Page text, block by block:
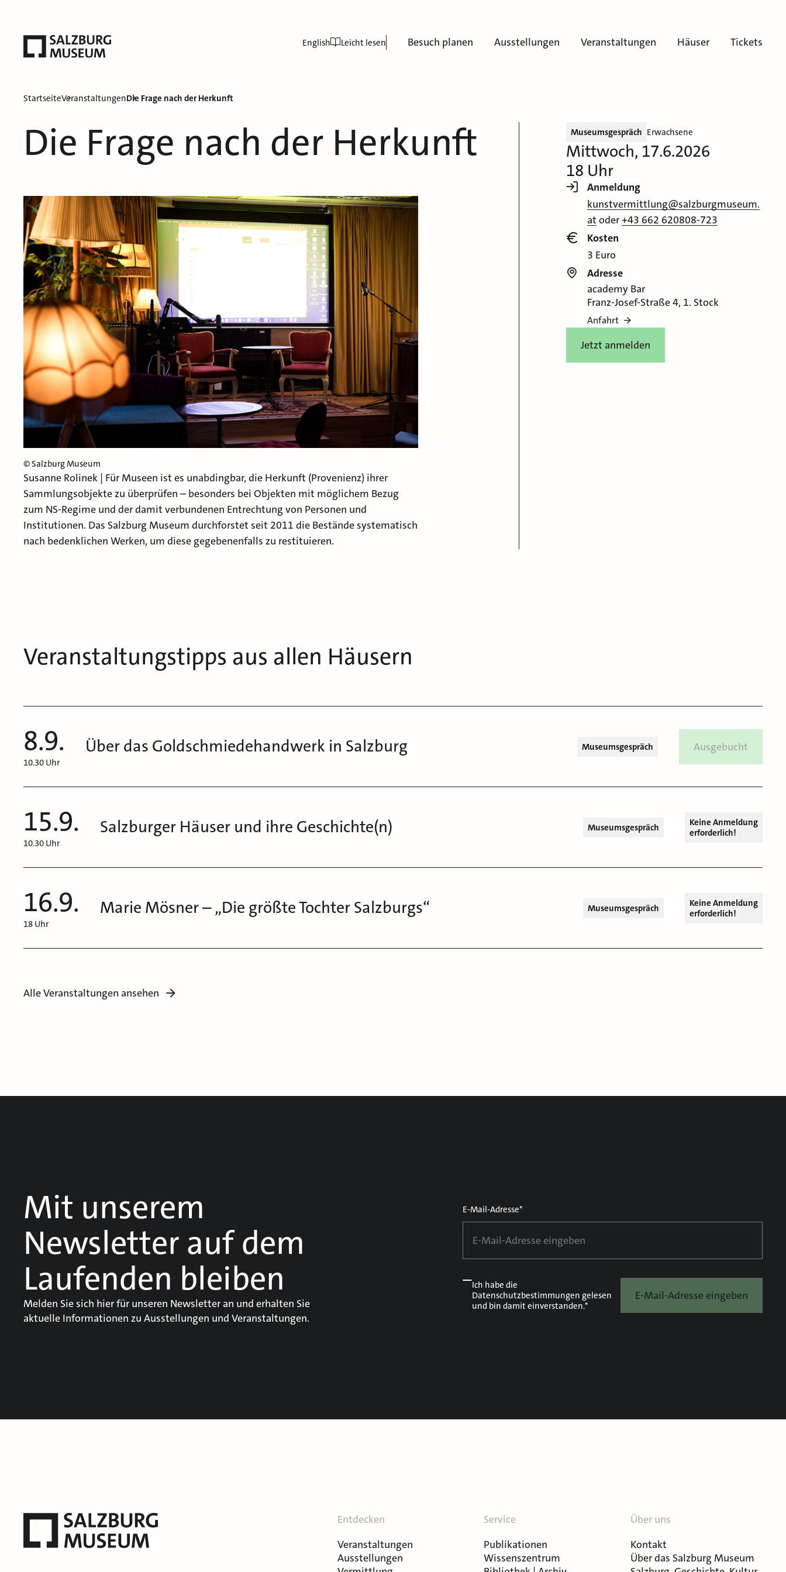
Besuch planen Ausstellungen Veranstaltungen Häuser Tickets
English Leicht lesen
StartseiteVeranstaltungenDie Frage nach der Herkunft
Die Frage nach der Herkunft
© Salzburg Museum
Susanne Rolinek | Für Museen ist es unabdingbar, die Herkunft (Provenienz) ihrer
Sammlungsobjekte zu überprüfen – besonders bei Objekten mit möglichem Bezug
zum NS-Regime und der damit verbundenen Entrechtung von Personen und
Institutionen. Das Salzburg Museum durchforstet seit 2011 die Bestände systematisch
nach bedenklichen Werken, um diese gegebenenfalls zu restituieren.
Museumsgespräch Erwachsene
Mittwoch, 17.6.2026
18 Uhr
Anmeldung
kunstvermittlung@salzburgmuseum.
at oder+43 662 620808-723
Kosten
3 Euro
Adresse
academy Bar
Franz-Josef-Straße 4, 1. Stock
Anfahrt
Jetzt anmelden
Veranstaltungstipps aus allen Häusern
8.9.
10.30 Uhr
Über das Goldschmiedehandwerk in Salzburg Museumsgespräch Ausgebucht
15.9.
10.30 Uhr
Salzburger Häuser und ihre Geschichte(n) Museumsgespräch
Keine Anmeldung
erforderlich!
16.9.
18 Uhr
Marie Mösner – „Die größte Tochter Salzburgs“ Museumsgespräch
Keine Anmeldung
erforderlich!
Alle Veranstaltungen ansehen
Mit unserem
Newsletter auf dem
Laufenden bleiben
Melden Sie sich hier für unseren Newsletter an und erhalten Sie
aktuelle Informationen zu Ausstellungen und Veranstaltungen.
E-Mail-Adresse*
Ich habe die
Datenschutzbestimmungen gelesen
und bin damit einverstanden.*
E-Mail-Adresse eingeben
Entdecken
Veranstaltungen
Ausstellungen
Service
Publikationen
Wissenszentrum
Über uns
Kontakt
Über das Salzburg Museum